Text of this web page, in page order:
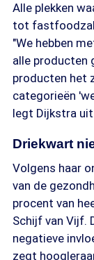
Alle plekken
tot
"We hebben
alle producten
producten het
categorieën
legt Dijkstra
Driekwart
Volgens haar
van de
procent van
Schijf van Vijf.
negatieve
zegt